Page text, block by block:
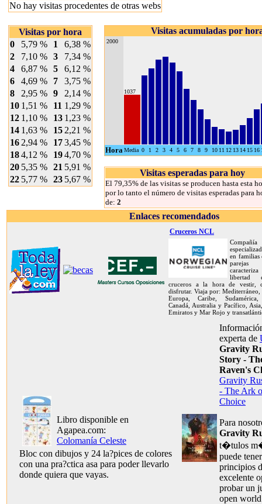
No hay visitas procedentes de otras webs
Visitas por hora
0
5,79 % 1
6,38 %
2
7,10 % 3
7,34 %
4
6,87 % 5
6,12 %
6
4,69 % 7
3,75 %
8
2,95 % 9
2,14 %
10 1,51 % 11 1,29 %
12 1,10 % 13 1,23 %
14 1,63 % 15 2,21 %
16 2,94 % 173,45 %
184,12 % 194,70 %
20 5,35 % 21 5,91 %
22 5,77 % 23 5,67 %
Visitas acumuladas por
2000
1037
HoraMedia 0 1 2 3 4 5 6 7 8 9 10 11 12 13 14 15 16
Visitas esperadas para hoy
El 79,35% de las visitas se producen hasta esta
por lo tanto el número de visitas esperadas para
de: 2
Enlaces recomendados
Cruceros NCL
Compañía
en familias
libertad
cruceros a la hora de vestir,
disfrutar. Viaja por: Mediterráneo,
Europa, Caribe, Sudamérica,
Canadá, Australia y Pacífico,
Emiratos y Mar Rojo y
Libro disponible en
Agapea.com:
Colomanía Celeste
Bloc con dibujos y 24 la?pices de colores
con una pra?ctica asa para poder llevarlo
donde quiera que vayas.
experta de
Gravity
Story -
Raven's
Gravity
- The Ark
Choice
Para
Gravity
t�tulos
puede
principios
excelente
probar un
open